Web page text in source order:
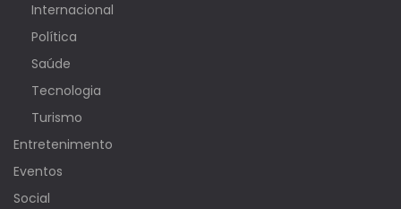
Internacional
Política
Saúde
Tecnologia
Turismo
Entretenimento
Eventos
Social